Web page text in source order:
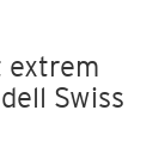
extrem
Swiss